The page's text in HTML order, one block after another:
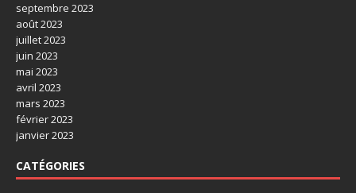
septembre 2023
août 2023
juillet 2023
juin 2023
mai 2023
avril 2023
mars 2023
février 2023
janvier 2023
CATÉGORIES